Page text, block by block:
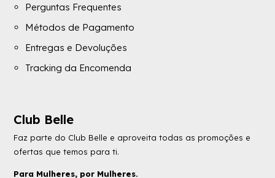
Perguntas Frequentes
Métodos de Pagamento
Entregas e Devoluções
Tracking da Encomenda
Club Belle
Faz parte do Club Belle e aproveita todas as promoções e
ofertas que temos para ti.
Para Mulheres, por Mulheres.